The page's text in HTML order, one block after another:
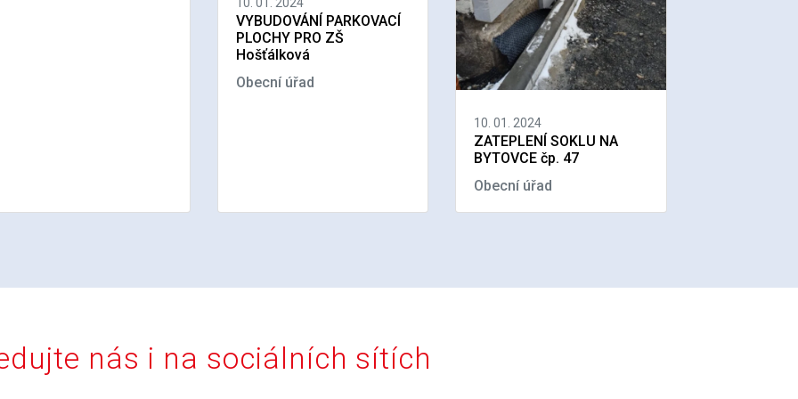
VYBUDOVÁNÍ PARKOVACÍ
PLOCHY PRO ZŠ
Hošťálková
Obecní úřad
10. 01. 2024
ZATEPLENÍ SOKLU NA
BYTOVCE čp. 47
Obecní úřad
nás i na sociálních sítích